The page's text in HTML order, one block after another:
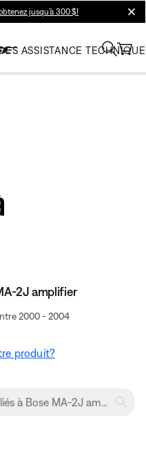
jusqu’à 300 $!
ASSISTANCE TECHNIQUE
2J amplifier
2000 - 2004
produit?